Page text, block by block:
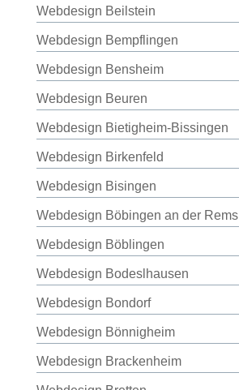
Webdesign Beilstein
Webdesign Bempflingen
Webdesign Bensheim
Webdesign Beuren
Webdesign Bietigheim-Bissingen
Webdesign Birkenfeld
Webdesign Bisingen
Webdesign Böbingen an der Rems
Webdesign Böblingen
Webdesign Bodeslhausen
Webdesign Bondorf
Webdesign Bönnigheim
Webdesign Brackenheim